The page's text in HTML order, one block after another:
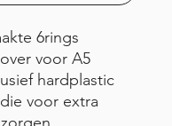
6rings
voor A5
hardplastic
voor extra